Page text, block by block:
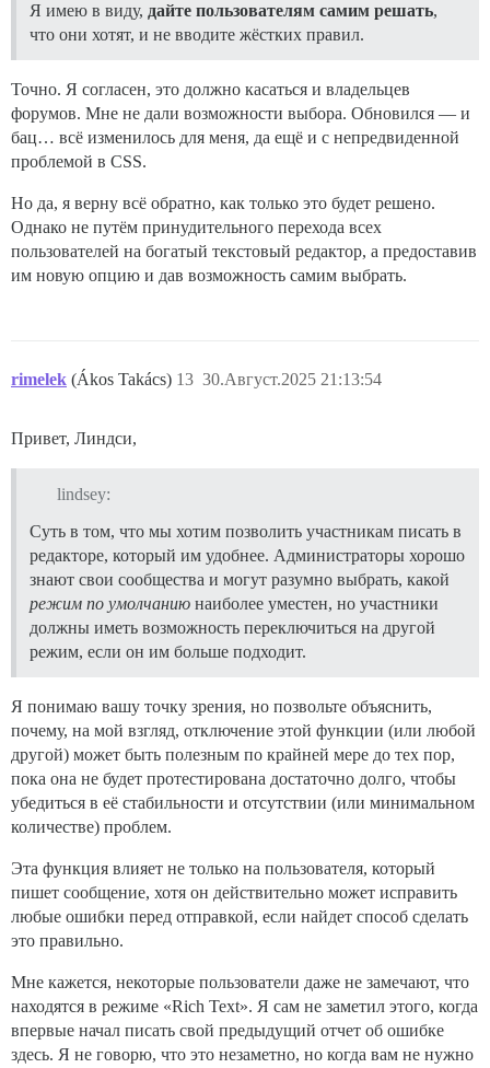
Я имею в виду, дайте пользователям самим решать,
что они хотят, и не вводите жёстких правил.
Точно. Я согласен, это должно касаться и владельцев
форумов. Мне не дали возможности выбора. Обновился — и
бац… всё изменилось для меня, да ещё и с непредвиденной
проблемой в CSS.
Но да, я верну всё обратно, как только это будет решено.
Однако не путём принудительного перехода всех
пользователей на богатый текстовый редактор, а предоставив
им новую опцию и дав возможность самим выбрать.
rimelek (Ákos Takács) 30.Август.2025 21:13:54
13
Привет, Линдси,
lindsey:
Суть в том, что мы хотим позволить участникам писать в
редакторе, который им удобнее. Администраторы хорошо
знают свои сообщества и могут разумно выбрать, какой
режим по умолчанию наиболее уместен, но участники
должны иметь возможность переключиться на другой
режим, если он им больше подходит.
Я понимаю вашу точку зрения, но позвольте объяснить,
почему, на мой взгляд, отключение этой функции (или любой
другой) может быть полезным по крайней мере до тех пор,
пока она не будет протестирована достаточно долго, чтобы
убедиться в её стабильности и отсутствии (или минимальном
количестве) проблем.
Эта функция влияет не только на пользователя, который
пишет сообщение, хотя он действительно может исправить
любые ошибки перед отправкой, если найдет способ сделать
это правильно.
Мне кажется, некоторые пользователи даже не замечают, что
находятся в режиме «Rich Text». Я сам не заметил этого, когда
впервые начал писать свой предыдущий отчет об ошибке
здесь. Я не говорю, что это незаметно, но когда вам не нужно